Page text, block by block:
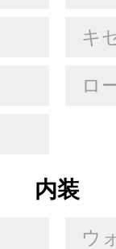
キ
ロ
内装
ウ